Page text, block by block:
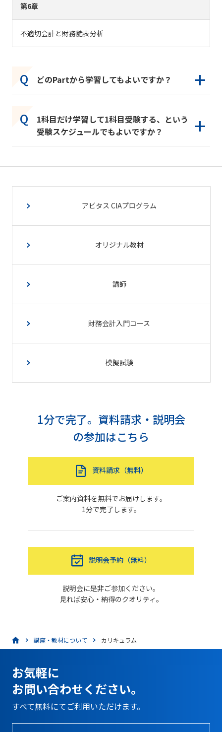
第6章
不適切会計と財務諸表分析
どのPartから学習してもよいですか？
1科目だけ学習して1科目受験する、という
受験スケジュールでもよいですか？
アビタス CIAプログラム
オリジナル教材
講師
財務会計入門コース
模擬試験
1分で完了。資料請求・説明会
の参加はこちら
資料請求（無料）
ご案内資料を無料でお届けします。
1分で完了します。
説明会予約（無料）
説明会に是非ご参加ください。
見れば安心・納得のクオリティ。
講座・教材について カリキュラム
お気軽に
お問い合わせください。
すべて無料にてご利用いただけます。